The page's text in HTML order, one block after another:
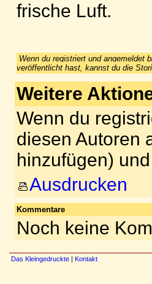
frische Luft.
Wenn du registriert und angemeldet
veröffentlicht hast, kannst du die
Weitere
Wenn du
diesen Autoren
hinzufügen)
Ausdrucken
Kommentare
Noch keine
Das Kleingedruckte | Kontakt